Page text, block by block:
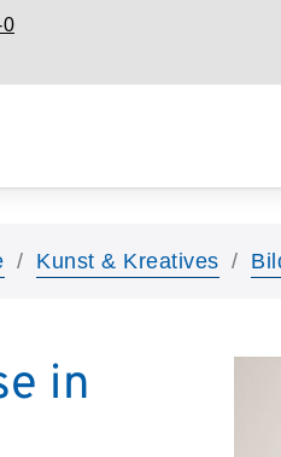
0
Kunst & Kreatives
in